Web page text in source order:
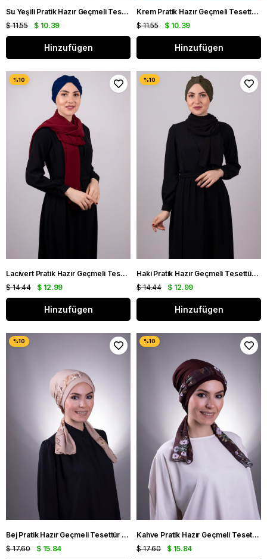
Su Yeşili Pratik Hazır Geçmeli Tesettür Bone Sandy Kumaş Örgülü Güllü Şifon Atkılı 1203A_32
$ 10.39
$ 11.55
Hinzufügen
Krem Pratik Hazır Geçmeli Tesettür Bone Sandy Kumaş Örgülü Güllü Şifon Atkılı 1203A_40
$ 10.39
$ 11.55
Hinzufügen
Lacivert Pratik Hazır Geçmeli Tesettür Bone Petekli Büzgülü 1204E_02
$ 12.99
$ 14.44
Hinzufügen
Haki Pratik Hazır Geçmeli Tesettür Bone Petekli Büzgülü 1204E_09
$ 12.99
$ 14.44
Hinzufügen
Bej Pratik Hazır Geçmeli Tesettür Bone Sandy Kumaş Desenli Şifon Kemerli 1205D_12
$ 15.84
$ 17.60
Kahve Pratik Hazır Geçmeli Tesettür Bone Sandy Kumaş Desenli Şifon Kemerli 1205D_14
$ 15.84
$ 17.60